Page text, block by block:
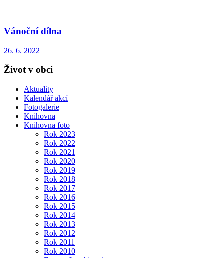
Vánoční dílna
26. 6. 2022
Život v obci
Aktuality
Kalendář akcí
Fotogalerie
Knihovna
Knihovna foto
Rok 2023
Rok 2022
Rok 2021
Rok 2020
Rok 2019
Rok 2018
Rok 2017
Rok 2016
Rok 2015
Rok 2014
Rok 2013
Rok 2012
Rok 2011
Rok 2010